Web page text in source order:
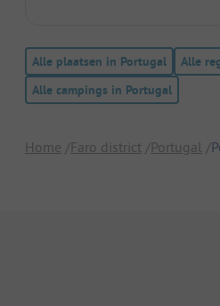
Alle plaatsen in Portugal
Alle
Alle campings in Portugal
Home Faro district Portugal